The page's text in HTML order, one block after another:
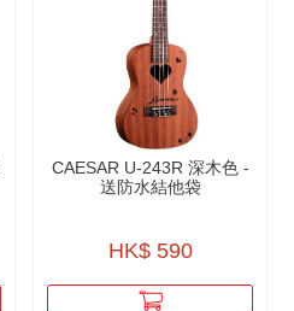
CAESAR U-243R 深木色 -
送防水結他袋
HK$ 590